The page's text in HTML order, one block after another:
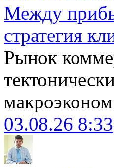
Между
стратегия
Рынок
03.08.26 8:33